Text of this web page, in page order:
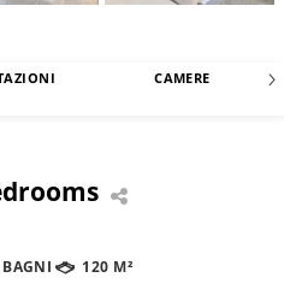
CAMERE
120 M²